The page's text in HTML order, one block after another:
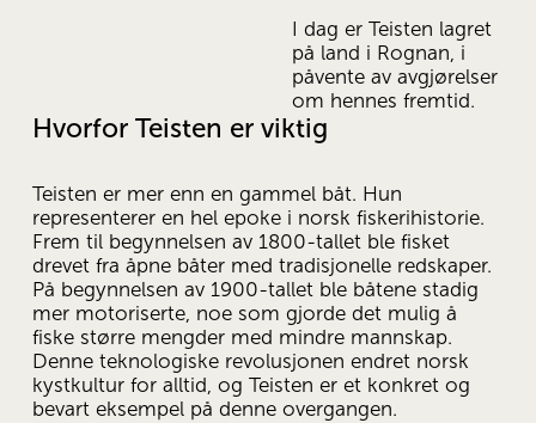
I dag er Teisten lagret
på land i Rognan, i
påvente av avgjørelser
om hennes fremtid.
Hvorfor Teisten er viktig
Teisten er mer enn en gammel båt. Hun
representerer en hel epoke i norsk fiskerihistorie.
Frem til begynnelsen av 1800-tallet ble fisket
drevet fra åpne båter med tradisjonelle redskaper.
På begynnelsen av 1900-tallet ble båtene stadig
mer motoriserte, noe som gjorde det mulig å
fiske større mengder med mindre mannskap.
Denne teknologiske revolusjonen endret norsk
kystkultur for alltid, og Teisten er et konkret og
bevart eksempel på denne overgangen.